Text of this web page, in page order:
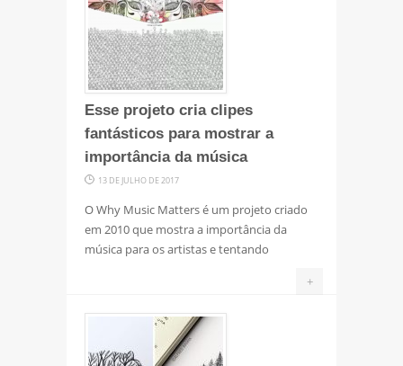
Esse projeto cria clipes
fantásticos para mostrar a
importância da música
13 DE JULHO DE 2017
O Why Music Matters é um projeto criado
em 2010 que mostra a importância da
música para os artistas e tentando
+